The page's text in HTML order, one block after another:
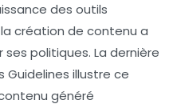
des outils
création de contenu a
politiques. La dernière
Guidelines illustre ce
généré